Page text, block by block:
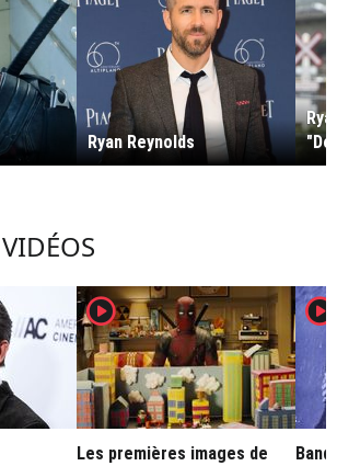
Ryan Reynolds
player2
Les premières images de
player2